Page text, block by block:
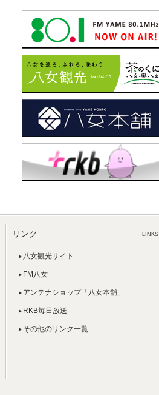
リンク LINKS
八女観光サイト
FM八女
アンテナショップ「八女本舗」
RKB毎日放送
その他のリンク一覧